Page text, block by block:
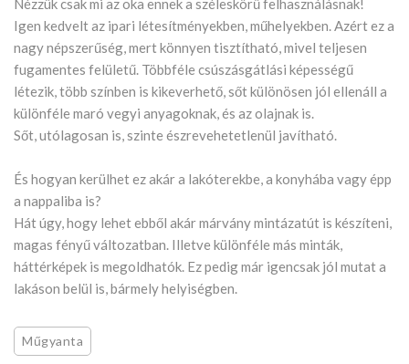
Nézzük csak mi az oka ennek a széleskörű felhasználásnak!
Igen kedvelt az ipari létesítményekben, műhelyekben. Azért ez a
nagy népszerűség, mert könnyen tisztítható, mivel teljesen
fugamentes felületű. Többféle csúszásgátlási képességű
létezik, több színben is kikeverhető, sőt különösen jól ellenáll a
különféle maró vegyi anyagoknak, és az olajnak is.
Sőt, utólagosan is, szinte észrevehetetlenül javítható.
És hogyan kerülhet ez akár a lakóterekbe, a konyhába vagy épp
a nappaliba is?
Hát úgy, hogy lehet ebből akár márvány mintázatút is készíteni,
magas fényű változatban. Illetve különféle más minták,
háttérképek is megoldhatók. Ez pedig már igencsak jól mutat a
lakáson belül is, bármely helyiségben.
Műgyanta